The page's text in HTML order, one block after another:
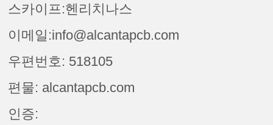
스카이프:헨리치나스
이메일:info@alcantapcb.com
우편번호: 518105
편물: alcantapcb.com
인증: